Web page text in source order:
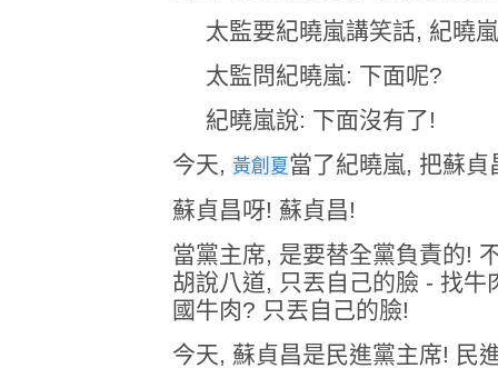
太監要紀曉嵐講笑話, 紀曉
太監問紀曉嵐: 下面呢?
紀曉嵐說: 下面沒有了!
今天, 黃創夏 當了紀曉嵐, 把蘇貞
蘇貞昌呀! 蘇貞昌!
當黨主席, 是要替全黨負責的!
胡說八道, 只丟自己的臉 - 找
國牛肉? 只丟自己的臉!
今天, 蘇貞昌是民進黨主席! 民